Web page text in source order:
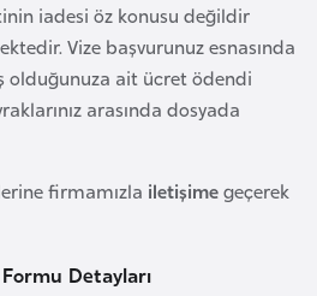
iadesi öz konusu değildir
Vize başvurunuz esnasında
olduğunuza ait ücret ödendi
arasında dosyada
firmamızla iletişimegeçerek
Detayları